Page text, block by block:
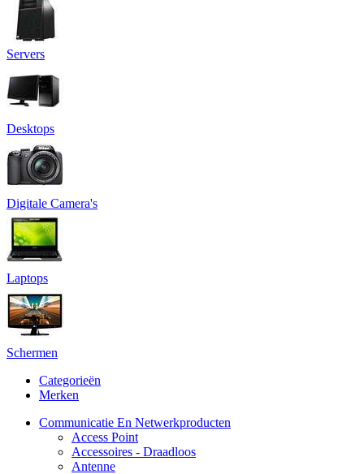
Servers
Desktops
Digitale Camera's
Laptops
Schermen
Categorieën
Merken
Communicatie En Netwerkproducten
Access Point
Accessoires - Draadloos
Antenne